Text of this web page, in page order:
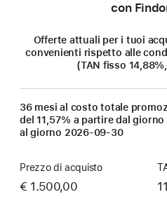
con
Offerte attuali per i tuoi
convenienti rispetto alle
(TAN fisso
36 mesi al costo totale
del 11,57% a partire dal giorno
al giorno 2026-09-30
Prezzo di acquisto
€ 1.500,00